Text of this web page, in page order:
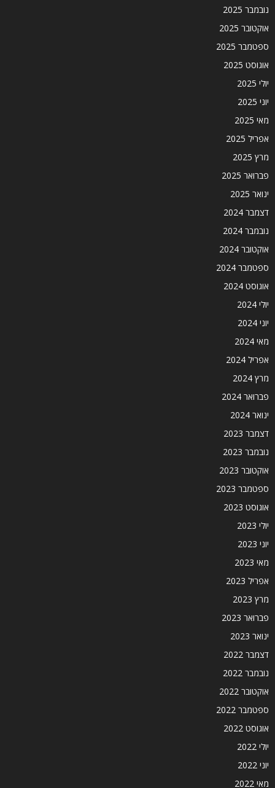
נובמבר 2025
אוקטובר 2025
ספטמבר 2025
אוגוסט 2025
יולי 2025
יוני 2025
מאי 2025
אפריל 2025
מרץ 2025
פברואר 2025
ינואר 2025
דצמבר 2024
נובמבר 2024
אוקטובר 2024
ספטמבר 2024
אוגוסט 2024
יולי 2024
יוני 2024
מאי 2024
אפריל 2024
מרץ 2024
פברואר 2024
ינואר 2024
דצמבר 2023
נובמבר 2023
אוקטובר 2023
ספטמבר 2023
אוגוסט 2023
יולי 2023
יוני 2023
מאי 2023
אפריל 2023
מרץ 2023
פברואר 2023
ינואר 2023
דצמבר 2022
נובמבר 2022
אוקטובר 2022
ספטמבר 2022
אוגוסט 2022
יולי 2022
יוני 2022
מאי 2022